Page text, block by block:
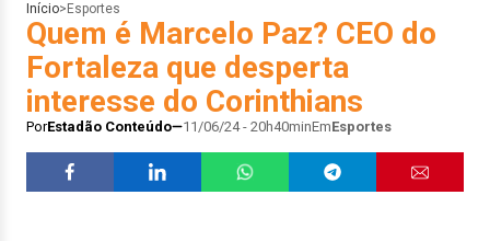
Início> Esportes
Quem é Marcelo Paz? CEO do
Fortaleza que desperta
interesse do Corinthians
PorEstadão Conteúdo 11/06/24 - 20h40minEmEsportes